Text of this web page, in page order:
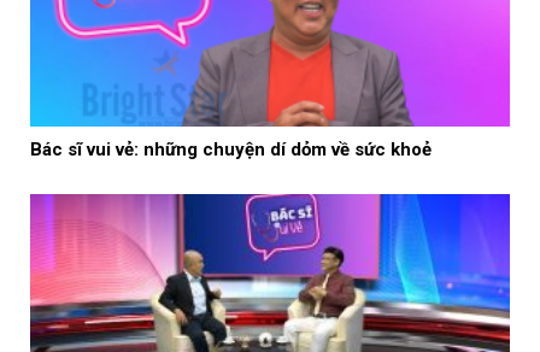
Bác sĩ vui vẻ: những chuyện dí dỏm về sức khoẻ